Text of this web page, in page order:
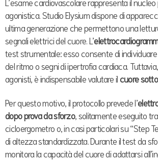
agonistica. Studio Elysium dispone di
ultima generazione che permettono una
segnali elettrici del cuore. L’
test strumentale: esso consente di
del ritmo o segni di ipertrofia cardiaca.
agonisti, è indispensabile valutare ilcuore
Per questo motivo, il protocollo prevede l’
dopo prova da sforzo, solitamente eseguito
cicloergometro o, in casi particolari su “Step
di altezza standardizzata. Durante il test da
monitora la capacità del cuore di adattarsi